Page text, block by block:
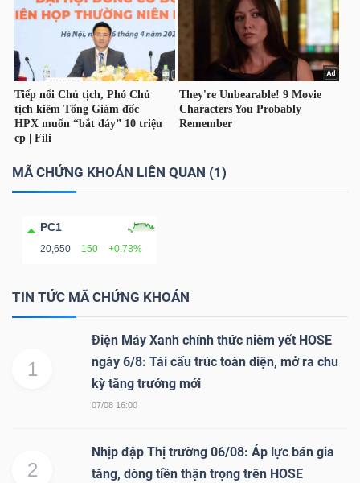
MÃ CHỨNG KHOÁN LIÊN QUAN (1)
PC1
20,650 150 +0.73%
TIN TỨC MÃ CHỨNG KHOÁN
1
Điện Máy Xanh chính thức niêm yết HOSE
ngày 6/8: Tái cấu trúc toàn diện, mở ra chu
kỳ tăng trưởng mới
07/08 16:00
2
Nhịp đập Thị trường 06/08: Áp lực bán gia
tăng, dòng tiền thận trọng trên HOSE
YẾU
TIÊU
DÙNG
YẾU
SÓC
SỨC